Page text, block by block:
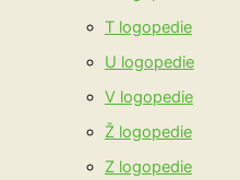
T logopedie
U logopedie
V logopedie
Ž logopedie
Z logopedie